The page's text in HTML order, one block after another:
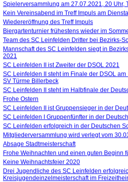
Spielerversammlung am 27.07.2021, 20 Uhr,
Kein Vereinsabend im Treff Impuls am
Wiedereröffnung des Treff Impuls
Biergartenturnier frühestens wieder im
Team des SC Leinfelden Dritter bei Bezirks-
Mannschaft des SC Leinfelden siegt in
2021
SC Leinfelden II ist Zweiter der DSOL 2021
SC Leinfelden II steht im Finale der DSOL
SV Türme Billerbeck
SC Leinfelden II steht im Halbfinale der
Frohe Ostern
SC Leinfelden II ist Gruppensieger in der
SC Leinfelden I Gruppenfünfter in der
SC Leinfelden erfolgreich in der Deutschen
Mitgliederversammlung wird verlegt vom
Absage Stadtmeisterschaft
Frohe Weihnachten und einen guten Beginn
Keine Weihnachtsfeier 2020
Drei Jugendliche des SC Leinfelden
Kreisjugendeinzelmeisterschaft im